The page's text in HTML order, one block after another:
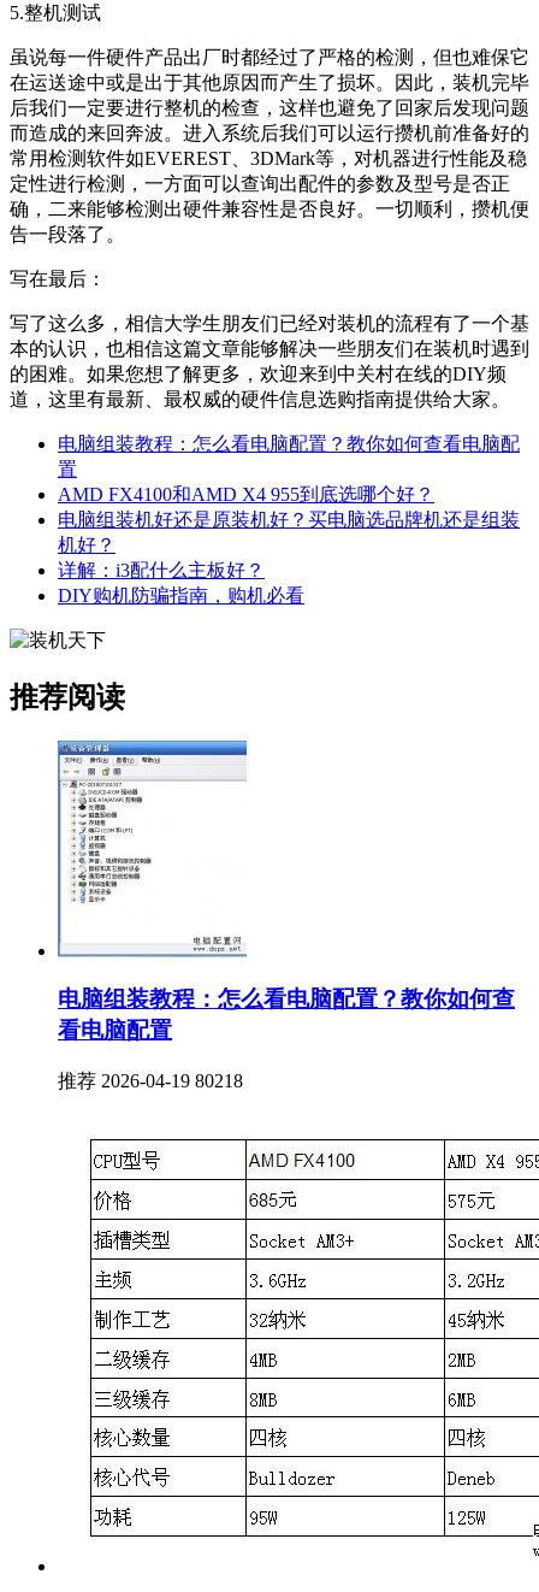
5.整机测试
虽说每一件硬件产品出厂时都经过了严格的检测，但也难保它
在运送途中或是出于其他原因而产生了损坏。因此，装机完毕
后我们一定要进行整机的检查，这样也避免了回家后发现问题
而造成的来回奔波。进入系统后我们可以运行攒机前准备好的
常用检测软件如EVEREST、3DMark等，对机器进行性能及稳
定性进行检测，一方面可以查询出配件的参数及型号是否正
确，二来能够检测出硬件兼容性是否良好。一切顺利，攒机便
告一段落了。
写在最后：
写了这么多，相信大学生朋友们已经对装机的流程有了一个基
本的认识，也相信这篇文章能够解决一些朋友们在装机时遇到
的困难。如果您想了解更多，欢迎来到中关村在线的DIY频
道，这里有最新、最权威的硬件信息选购指南提供给大家。
电脑组装教程：怎么看电脑配置？教你如何查看电脑配
置
AMD FX4100和AMD X4 955到底选哪个好？
电脑组装机好还是原装机好？买电脑选品牌机还是组装
机好？
详解：i3配什么主板好？
DIY购机防骗指南，购机必看
推荐阅读
电脑组装教程：怎么看电脑配置？教你如何查
看电脑配置
推荐 2026-04-19 80218